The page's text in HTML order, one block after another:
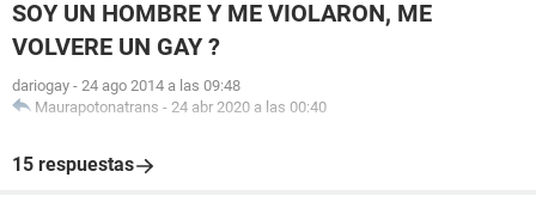
SOY UN HOMBRE Y ME VIOLARON, ME
VOLVERE UN GAY ?
dariogay - 24 ago 2014 a las 09:48
Maurapotonatrans - 24 abr 2020 a las 00:40
15 respuestas